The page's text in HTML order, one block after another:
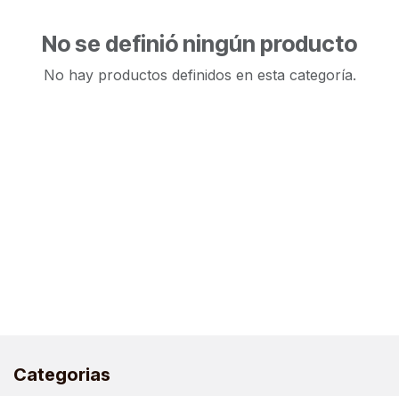
No se definió ningún producto
No hay productos definidos en esta categoría.
Categorias